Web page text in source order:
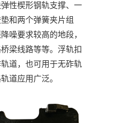
性楔形钢轨支撑、一
和两个弹簧夹片组
噪要求较高的地段，
梁线路等等。浮轨扣
道，也可用于无砟轨
道应用广泛。